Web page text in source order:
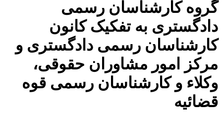
گروه کارشناسان رسمی
دادگستری به تفکیک کانون
کارشناسان رسمی دادگستری و
مرکز امور مشاوران حقوقی،
وکلاء و کارشناسان رسمی قوه
قضائیه